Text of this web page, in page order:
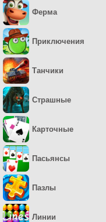
Ферма
Приключения
Танчики
Страшные
Карточные
Пасьянсы
Пазлы
Линии